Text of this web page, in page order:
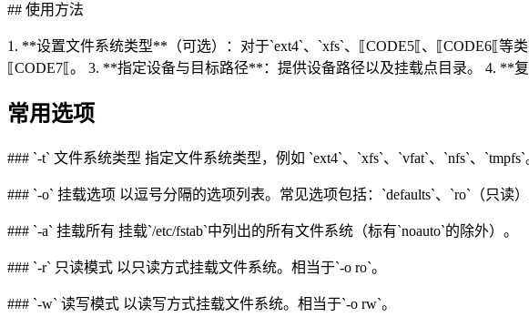
## 使用方法
1. **设置文件系统类型**（可选）：对于`ext4`、`xfs`、⟦CODE5⟦、⟦CODE6⟦
⟦CODE7⟦。 3. **指定设备与目标路径**：提供设备路径以及挂载点目录。 4. **
常用选项
### `-t` 文件系统类型 指定文件系统类型，例如 `ext4`、`xfs`、`vfat`、`nfs`、
### `-o` 挂载选项 以逗号分隔的选项列表。常见选项包括：`defaults`、`ro`（只读
### `-a` 挂载所有 挂载`/etc/fstab`中列出的所有文件系统（标有`noauto`的除外）。
### `-r` 只读模式 以只读方式挂载文件系统。相当于`-o ro`。
### `-w` 读写模式 以读写方式挂载文件系统。相当于`-o rw`。